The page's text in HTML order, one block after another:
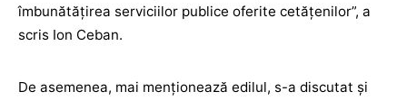
îmbunătățirea serviciilor publice oferite cetățenilor”, a
scris Ion Ceban.
De asemenea, mai menționează edilul, s-a discutat și